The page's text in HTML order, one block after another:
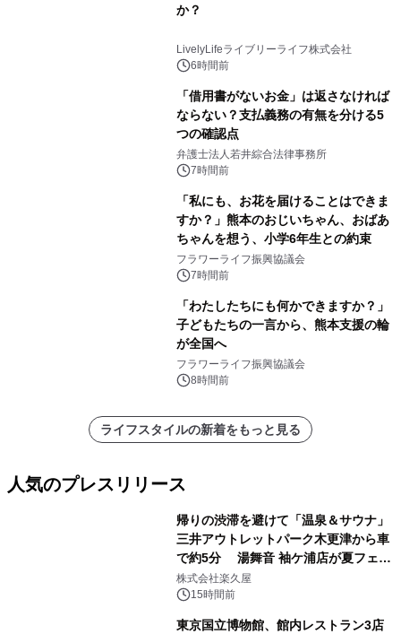
か？
LivelyLifeライブリーライフ株式会社
6時間前
「借用書がないお金」は返さなければ
ならない？支払義務の有無を分ける5
つの確認点
弁護士法人若井綜合法律事務所
7時間前
「私にも、お花を届けることはできま
すか？」熊本のおじいちゃん、おばあ
ちゃんを想う、小学6年生との約束
フラワーライフ振興協議会
7時間前
「わたしたちにも何かできますか？」
子どもたちの一言から、熊本支援の輪
が全国へ
フラワーライフ振興協議会
8時間前
ライフスタイルの新着をもっと見る
人気のプレスリリース
帰りの渋滞を避けて「温泉＆サウナ」
三井アウトレットパーク木更津から車
で約5分 湯舞音 袖ケ浦店が夏フェア
メニューを提供
株式会社楽久屋
15時間前
東京国立博物館、館内レストラン3店